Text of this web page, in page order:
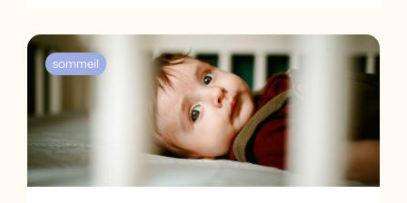
sommeil